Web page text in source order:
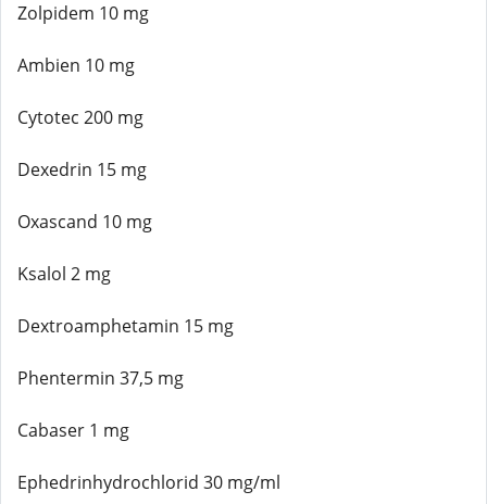
Zolpidem 10 mg
Ambien 10 mg
Cytotec 200 mg
Dexedrin 15 mg
Oxascand 10 mg
Ksalol 2 mg
Dextroamphetamin 15 mg
Phentermin 37,5 mg
Cabaser 1 mg
Ephedrinhydrochlorid 30 mg/ml